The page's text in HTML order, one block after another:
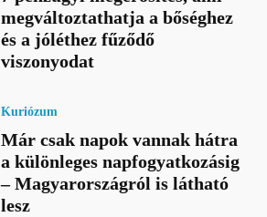
megváltoztathatja a bőséghez
és a jóléthez fűződő
viszonyodat
Kuriózum
Már csak napok vannak hátra
a különleges napfogyatkozásig
– Magyarországról is látható
lesz